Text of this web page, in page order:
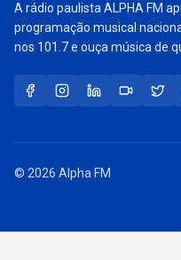
A rádio paulista ALPHA FM
programação musical
nos 101.7 e ouça música de
© 2026 Alpha FM